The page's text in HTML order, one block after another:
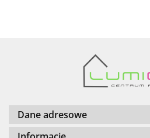
Dane adresowe